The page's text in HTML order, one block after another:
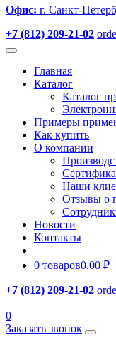
Офис: г. Санкт-
+7 (812) 209-21-02
Главная
Каталог
Каталог
Примеры
Как купить
О компании
Наши
Отзывы о
Новости
Контакты
0 товаров0,00 ₽
+7 (812) 209-21-02
0
Заказать звонок